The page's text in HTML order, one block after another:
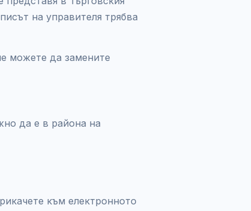
на управителя трябва
можете да замените
да е в района на
към електронното